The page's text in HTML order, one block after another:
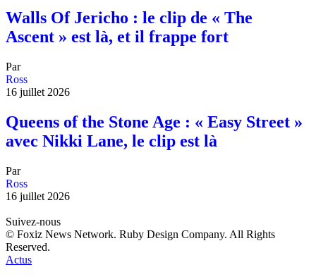
Walls Of Jericho : le clip de « The
Ascent » est là, et il frappe fort
Par
Ross
16 juillet 2026
Queens of the Stone Age : « Easy Street »
avec Nikki Lane, le clip est là
Par
Ross
16 juillet 2026
Suivez-nous
© Foxiz News Network. Ruby Design Company. All Rights
Reserved.
Actus